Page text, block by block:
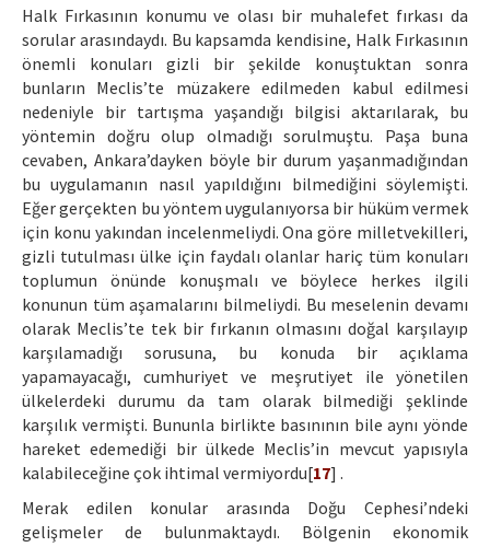
Halk Fırkasının konumu ve olası bir muhalefet fırkası da
sorular arasındaydı. Bu kapsamda kendisine, Halk Fırkasının
önemli konuları gizli bir şekilde konuştuktan sonra
bunların Meclis’te müzakere edilmeden kabul edilmesi
nedeniyle bir tartışma yaşandığı bilgisi aktarılarak, bu
yöntemin doğru olup olmadığı sorulmuştu. Paşa buna
cevaben, Ankara’dayken böyle bir durum yaşanmadığından
bu uygulamanın nasıl yapıldığını bilmediğini söylemişti.
Eğer gerçekten bu yöntem uygulanıyorsa bir hüküm vermek
için konu yakından incelenmeliydi. Ona göre milletvekilleri,
gizli tutulması ülke için faydalı olanlar hariç tüm konuları
toplumun önünde konuşmalı ve böylece herkes ilgili
konunun tüm aşamalarını bilmeliydi. Bu meselenin devamı
olarak Meclis’te tek bir fırkanın olmasını doğal karşılayıp
karşılamadığı sorusuna, bu konuda bir açıklama
yapamayacağı, cumhuriyet ve meşrutiyet ile yönetilen
ülkelerdeki durumu da tam olarak bilmediği şeklinde
karşılık vermişti. Bununla birlikte basınının bile aynı yönde
hareket edemediği bir ülkede Meclis’in mevcut yapısıyla
kalabileceğine çok ihtimal vermiyordu[17] .
Merak edilen konular arasında Doğu Cephesi’ndeki
gelişmeler de bulunmaktaydı. Bölgenin ekonomik